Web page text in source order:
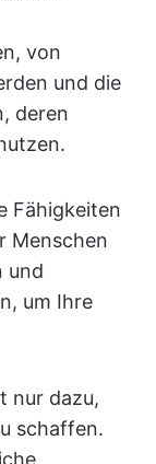
von
und die
deren
Fähigkeiten
Menschen
und
um Ihre
nur dazu,
schaffen.